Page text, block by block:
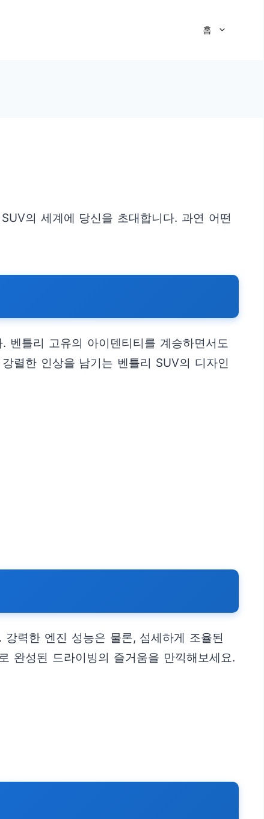
홈
의 세계에 당신을 초대합니다. 과연 어떤
벤틀리 고유의 아이덴티티를 계승하면서도
렬한 인상을 남기는 벤틀리 SUV의 디자인
력한 엔진 성능은 물론, 섬세하게 조율된
완성된 드라이빙의 즐거움을 만끽해보세요.